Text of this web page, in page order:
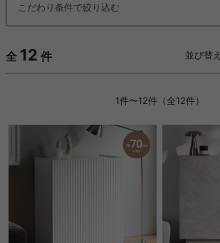
こだわり条件で絞り込む
全 12 件 並び替え
1件〜12件（全12件）